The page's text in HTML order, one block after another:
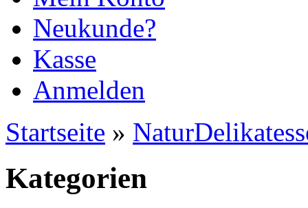
Neukunde?
Kasse
Anmelden
Startseite »
Kategorien